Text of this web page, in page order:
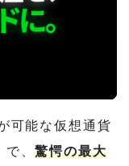
可能な仮想通貨
で、驚愕の最大